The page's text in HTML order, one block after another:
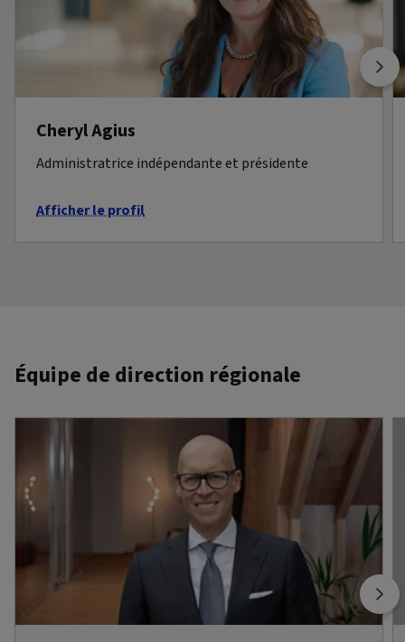
Cheryl Agius
Administratrice indépendante et présidente
Afficher le profil
Équipe de direction régionale